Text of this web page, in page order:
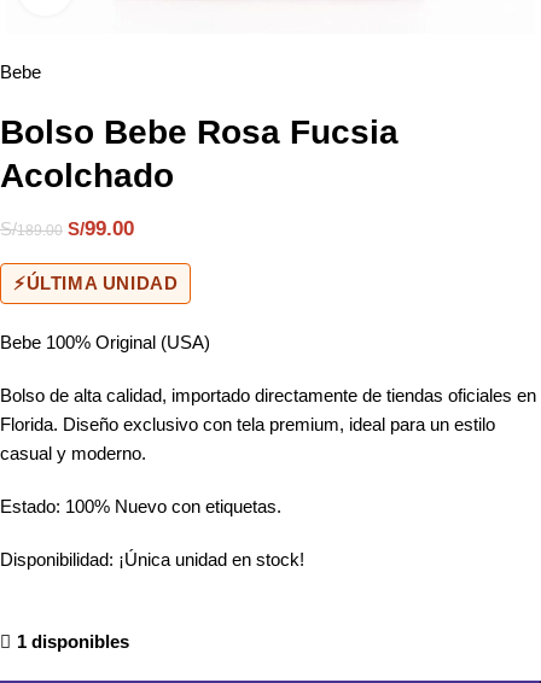
Bebe
Bolso Bebe Rosa Fucsia
Acolchado
S/189.00 S/99.00
⚡ÚLTIMA UNIDAD
Bebe 100% Original (USA)
Bolso de alta calidad, importado directamente de tiendas oficiales en
Florida. Diseño exclusivo con tela premium, ideal para un estilo
casual y moderno.
Estado: 100% Nuevo con etiquetas.
Disponibilidad: ¡Única unidad en stock!
1 disponibles